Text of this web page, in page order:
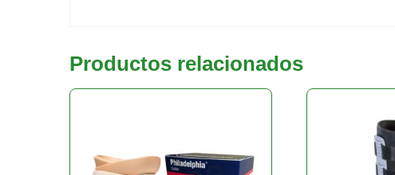
Productos relacionados